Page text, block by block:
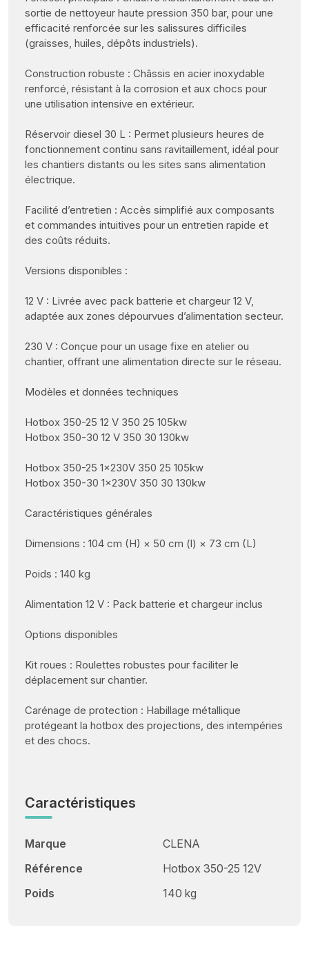
sortie de nettoyeur haute pression 350 bar, pour une
efficacité renforcée sur les salissures difficiles
(graisses, huiles, dépôts industriels).
Construction robuste : Châssis en acier inoxydable
renforcé, résistant à la corrosion et aux chocs pour
une utilisation intensive en extérieur.
Réservoir diesel 30 L : Permet plusieurs heures de
fonctionnement continu sans ravitaillement, idéal pour
les chantiers distants ou les sites sans alimentation
électrique.
Facilité d’entretien : Accès simplifié aux composants
et commandes intuitives pour un entretien rapide et
des coûts réduits.
Versions disponibles :
12 V : Livrée avec pack batterie et chargeur 12 V,
adaptée aux zones dépourvues d’alimentation secteur.
230 V : Conçue pour un usage fixe en atelier ou
chantier, offrant une alimentation directe sur le réseau.
Modèles et données techniques
Hotbox 350-25 12 V 350 25 105kw
Hotbox 350-30 12 V 350 30 130kw
Hotbox 350-25 1×230V 350 25 105kw
Hotbox 350-30 1×230V 350 30 130kw
Caractéristiques générales
Dimensions : 104 cm (H) × 50 cm (l) × 73 cm (L)
Poids : 140 kg
Alimentation 12 V : Pack batterie et chargeur inclus
Options disponibles
Kit roues : Roulettes robustes pour faciliter le
déplacement sur chantier.
Carénage de protection : Habillage métallique
protégeant la hotbox des projections, des intempéries
et des chocs.
Caractéristiques
Marque
CLENA
Référence
Hotbox 350-25 12V
Poids
140 kg